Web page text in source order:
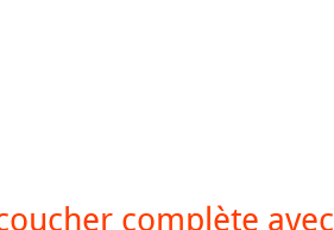
complète avec